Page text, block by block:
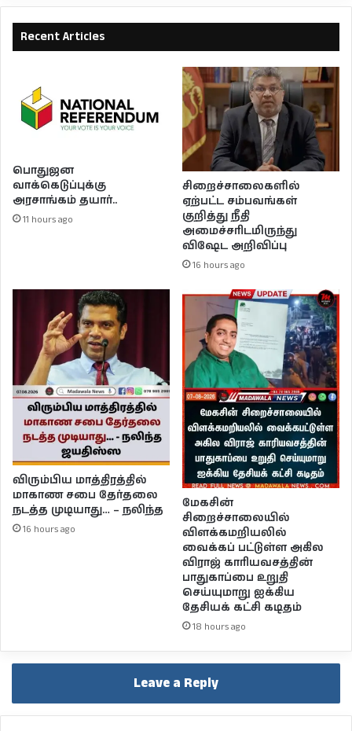
Recent Articles
பொதுஜன
வாக்கெடுப்புக்கு
அரசாங்கம் தயார்..
11 hours ago
சிறைச்சாலைகளில்
ஏற்பட்ட சம்பவங்கள்
குறித்து நீதி
அமைச்சரிடமிருந்து
விஷேட அறிவிப்பு
16 hours ago
விரும்பிய மாத்திரத்தில்
மாகாண சபை தேர்தலை
நடத்த முடியாது… – நலிந்த
16 hours ago
மேகசின்
சிறைச்சாலையில்
விளக்கமறியலில்
வைக்கப் பட்டுள்ள அகில
விராஜ் காரியவசத்தின்
பாதுகாப்பை உறுதி
செய்யுமாறு ஐக்கிய
தேசியக் கட்சி கடிதம்
18 hours ago
Leave a Reply